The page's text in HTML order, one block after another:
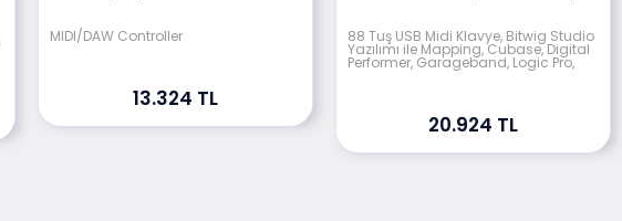
MIDI/DAW Controller
13.324 TL
88 Tuş USB Midi Klavye, Bitwig Studio
Yazılımı ile Mapping, Cubase, Digital
Performer, Garageband, Logic Pro,
20.924 TL